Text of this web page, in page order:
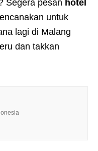
Segera pesan hotel
untuk
lagi di Malang
dan takkan